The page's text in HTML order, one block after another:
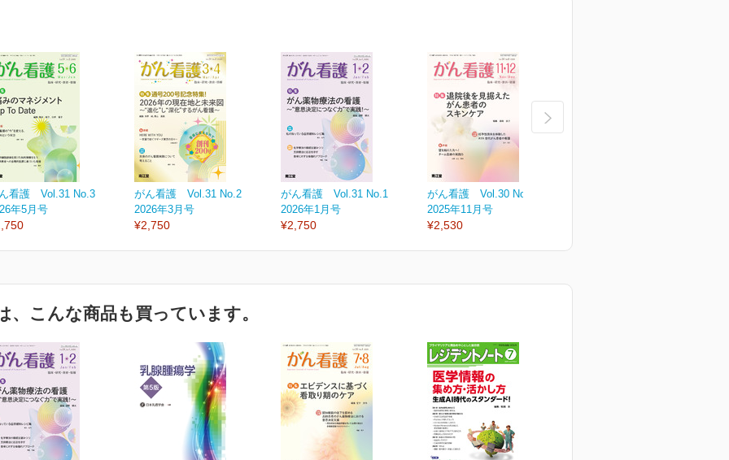
看護 Vol.31 No.3
年5月号
がん看護 Vol.31 No.2
2026年3月号
¥2,750
がん看護 Vol.31 No.1
2026年1月号
¥2,750
がん看護 Vol.30 No.6
2025年11月号
¥2,530
、こんな商品も買っています。